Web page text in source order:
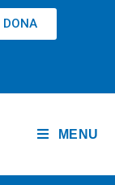
DONA
MENU